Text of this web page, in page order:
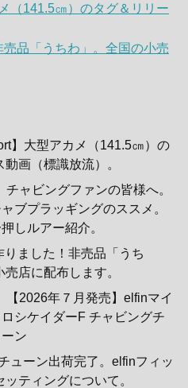
（141.5㎝）のタグ＆リリー
品「うちわ」。全国の小売
】大型アカメ（141.5㎝）の
画（標識放流）。
チャビングファンの皆様へ。
ブプラッギングのススメ。
しルアー紹介。
りました！非売品「うち
店に配布します。
【2026年７月発売】elfinマイ
ロシケイダーF チャビングチ
ーン
ューン出荷完了。elfinフィッ
ティングについて。